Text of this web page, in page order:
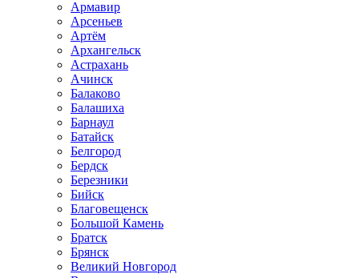
Армавир
Арсеньев
Артём
Архангельск
Астрахань
Ачинск
Балаково
Балашиха
Барнаул
Батайск
Белгород
Бердск
Березники
Бийск
Благовещенск
Большой Камень
Братск
Брянск
Великий Новгород